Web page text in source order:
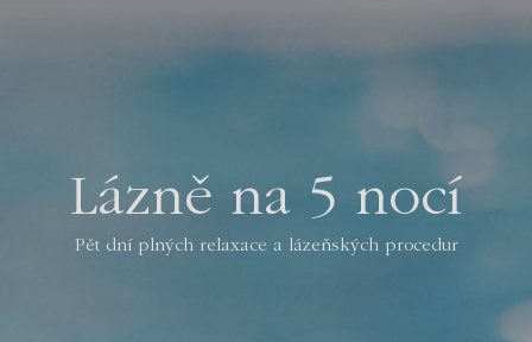
Lázně na 5 nocí
Pět dní plných relaxace a lázeňských procedur